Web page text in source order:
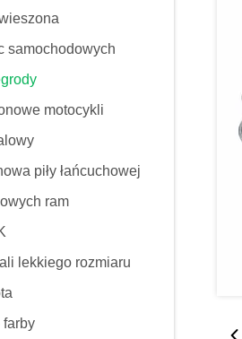
samochodowych
motocykli
piły łańcuchowej
ram
lekkiego rozmiaru
farby